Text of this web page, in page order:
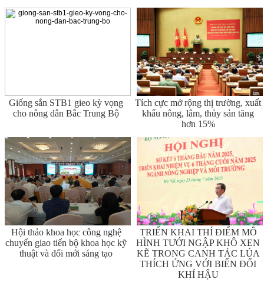
Giống sắn STB1 gieo kỳ vọng
cho nông dân Bắc Trung Bộ
Tích cực mở rộng thị trường, xuất
khẩu nông, lâm, thủy sản tăng
hơn 15%
Hội thảo khoa học công nghệ
chuyển giao tiến bộ khoa học kỹ
thuật và đổi mới sáng tạo
TRIỂN KHAI THÍ ĐIỂM MÔ
HÌNH TƯỚI NGẬP KHÔ XEN
KẼ TRONG CANH TÁC LÚA
THÍCH ỨNG VỚI BIẾN ĐỔI
KHÍ HẬU